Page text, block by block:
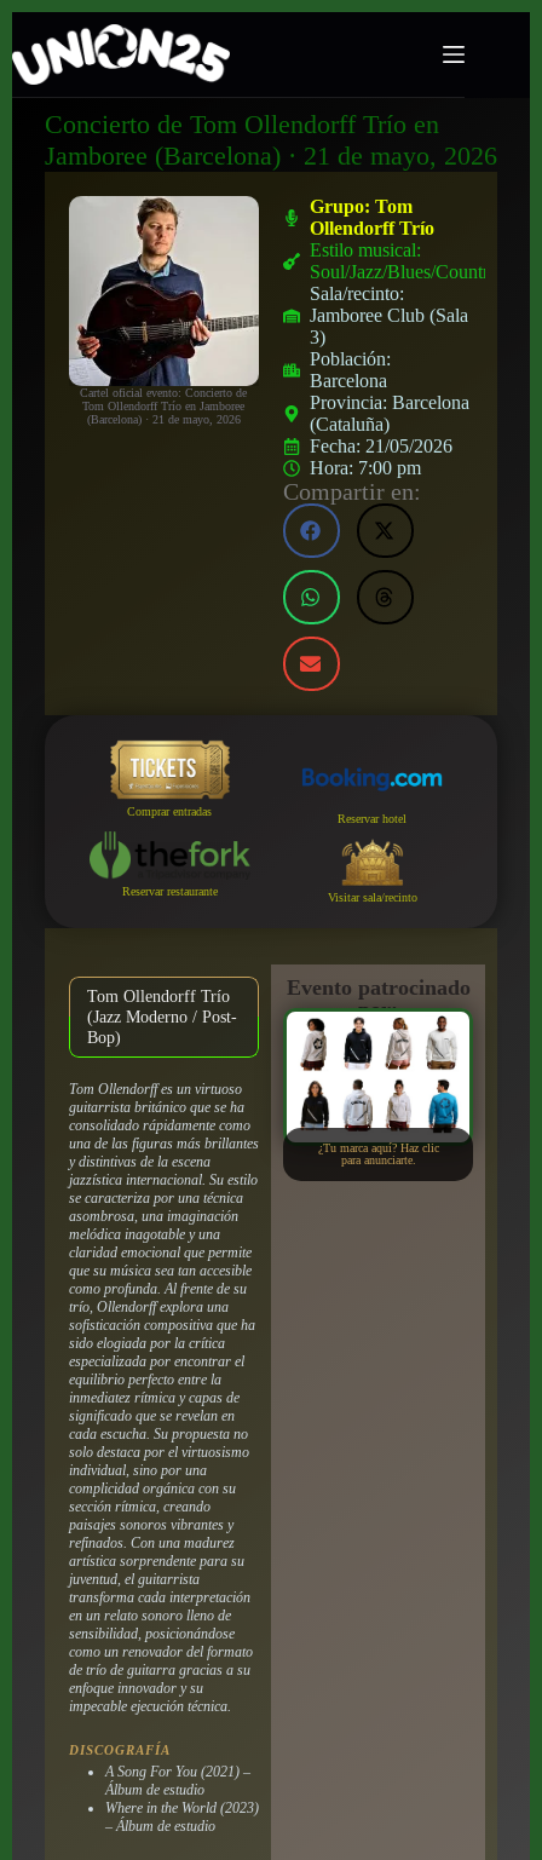
Concierto de Tom Ollendorff Trío en
Jamboree (Barcelona) · 21 de mayo, 2026
Cartel oficial evento: Concierto de
Tom Ollendorff Trío en Jamboree
(Barcelona) · 21 de mayo, 2026
Grupo:Tom
Ollendorff Trío
Estilo musical:
Soul/Jazz/Blues/Country
Sala/recinto:
Jamboree Club (Sala
3)
Población:
Barcelona
Provincia:Barcelona
(Cataluña)
Fecha: 21/05/2026
Hora: 7:00 pm
Compartir en:
Comprar entradas
Reservar hotel
Reservar restaurante Visitar sala/recinto
Tom Ollendorff Trío
(Jazz Moderno / Post-
Bop)
Tom Ollendorff es un virtuoso
guitarrista británico que se ha
consolidado rápidamente como
una de las figuras más brillantes
y distintivas de la escena
jazzística internacional. Su estilo
se caracteriza por una técnica
asombrosa, una imaginación
melódica inagotable y una
claridad emocional que permite
que su música sea tan accesible
como profunda. Al frente de su
trío, Ollendorff explora una
sofisticación compositiva que ha
sido elogiada por la crítica
especializada por encontrar el
equilibrio perfecto entre la
inmediatez rítmica y capas de
significado que se revelan en
cada escucha. Su propuesta no
solo destaca por el virtuosismo
individual, sino por una
complicidad orgánica con su
sección rítmica, creando
paisajes sonoros vibrantes y
refinados. Con una madurez
artística sorprendente para su
juventud, el guitarrista
transforma cada interpretación
en un relato sonoro lleno de
sensibilidad, posicionándose
como un renovador del formato
de trío de guitarra gracias a su
enfoque innovador y su
impecable ejecución técnica.
DISCOGRAFÍA
A Song For You (2021) –
Álbum de estudio
Where in the World (2023)
– Álbum de estudio
Evento patrocinado
por:
¿Tu marca aquí? Haz clic
para anunciarte.